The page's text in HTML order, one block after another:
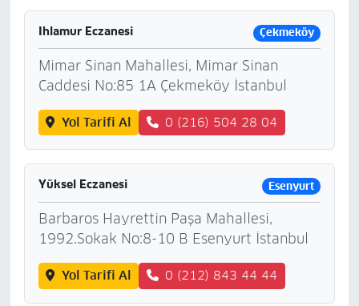
Ihlamur Eczanesi Çekmeköy
Mimar Sinan Mahallesi, Mimar Sinan
Caddesi No:85 1A Çekmeköy İstanbul
Yol Tarifi Al 0 (216) 504 28 04
Yüksel Eczanesi Esenyurt
Barbaros Hayrettin Paşa Mahallesi,
1992.Sokak No:8-10 B Esenyurt İstanbul
Yol Tarifi Al 0 (212) 843 44 44